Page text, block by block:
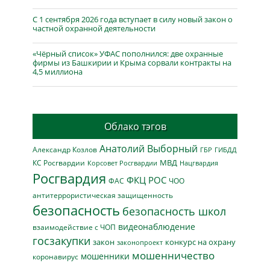
С 1 сентября 2026 года вступает в силу новый закон о
частной охранной деятельности
«Чёрный список» УФАС пополнился: две охранные
фирмы из Башкирии и Крыма сорвали контракты на
4,5 миллиона
Облако тэгов
Александр Козлов Анатолий Выборный ГБР ГИБДД
КС Росгвардии Корсовет Росгвардии МВД Нацгвардия
Росгвардия ФАС ФКЦ РОС ЧОО
антитеррористическая защищенность
безопасность безопасность школ
взаимодействие с ЧОП видеонаблюдение
госзакупки закон законопроект конкурс на охрану
коронавирус мошенники мошенничество